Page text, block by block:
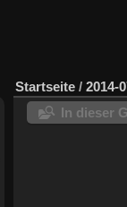
Startseite / 2014-
In dieser